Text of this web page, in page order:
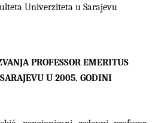
Univerziteta u Sarajevu
PROFESSOR EMERITUS
U 2005. GODINI